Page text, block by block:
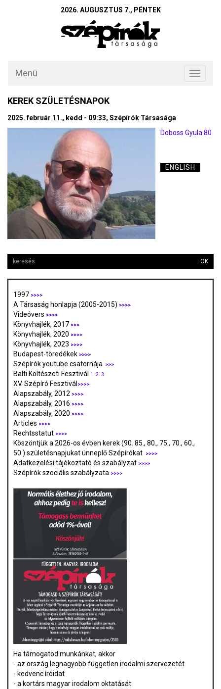
2026. AUGUSZTUS 7., PÉNTEK
Toggle
Menü
KEREK SZÜLETÉSNAPOK
2025. február 11., kedd - 09:33, Szépírók Társasága
Doboss Gyula 80
ENGLISH
OK
1997 >>>>
A Társaság honlapja (2005-2015) >>>>
Videóvers >>>>
Könyvhajlék, 2017 >>>
Könyvhajlék, 2020 >>>>
Könyvhajlék, 2023 >>>>
Budapest-töredékek >>>>
Szépírók youtube csatornája >>>
Balti Költészeti Fesztivál 1. 2. 3.
XV. Szépíró Fesztivál >>>>
Alapszabály, 2012 >>>>
Alapszabály, 2016 >>>>
Alapszabály, 2020 >>>>
Articles >>>>
Rechtsstatut >>>>
Köszöntjük a 2026-os évben kerek (90. 85., 80., 75., 70., 60.,
50.) születésnapjukat ünneplő Szépírókat
>>>>
Adatkezelési tájékoztató és szabályzat >>>>
Szépírók szociális szabályzata >>>>
Ha támogatod munkánkat, akkor
- az ország legnagyobb független irodalmi szervezetét
- kedvenc íróidat
- a kortárs magyar irodalom oktatását